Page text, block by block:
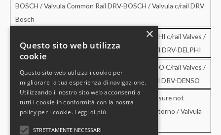
BOSCH / Valvula Common Rail DRV-BOSCH / Valvula c/rail DRV
Bosch
Valvole Common rail DRV – DELPHI / DRV-DELPHI c/rail Valves /
Valvula Common Rail DRV-DELPHI / Valvula c/rail DRV-DELPHI
Valvole Common rail DRV – DENSO / DRV-DENSO C/rail Valves /
Valvula Common Rail DRV-DENSO / Valvula c/rail DRV-DENSO
Valvole di sovrapressione e di non ritorno / Pressure not
retourn Valves / Valvula de sobrepresion y no retorno / Valvula
de pressao e no retorno
×
Questo sito web utilizza
cookie
Questo sito web utilizza i cookie per
migliorare la tua esperienza di navigazione.
Utilizzando il nostro sito web acconsenti a
tutti i cookie in conformità con la nostra
policy per i cookie. Leggi di più
STRETTAMENTE NECESSARI